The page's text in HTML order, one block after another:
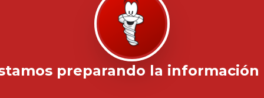
preparando la información